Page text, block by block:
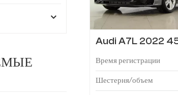
Audi A7L 2022
Knight
Время регистрации
Шестерня/объем